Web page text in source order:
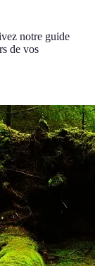
notre guide
de vos